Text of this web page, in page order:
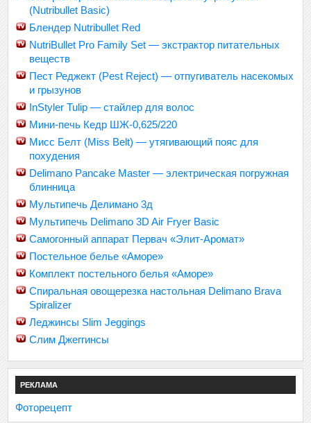
(Nutribullet Basic)
Блендер Nutribullet Red
NutriBullet Pro Family Set — экстрактор питательных
веществ
Пест Реджект (Pest Reject) — отпугиватель насекомых
и грызунов
InStyler Tulip — стайлер для волос
Мини-печь Кедр ШЖ-0,625/220
Мисс Белт (Miss Belt) — утягивающий пояс для
похудения
Delimano Pancake Master — электрическая погружная
блинница
Мультипечь Делимано 3д
Мультипечь Delimano 3D Air Fryer Basic
Самогонный аппарат Первач «Элит-Аромат»
Постельное белье «Аморе»
Комплект постельного белья «Аморе»
Спиральная овощерезка настольная Delimano Brava
Spiralizer
Леджинсы Slim Jeggings
Слим Джеггинсы
РЕКЛАМА
Фоторецепт